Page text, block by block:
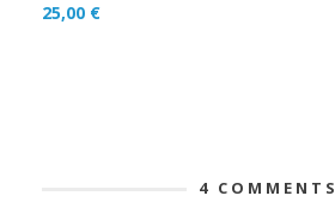
25,00 €
4 COMMENTS